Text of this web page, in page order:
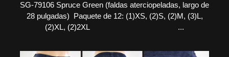
SG-79106 Spruce Green (faldas aterciopeladas, largo de
28 pulgadas) Paquete de 12: (1)XS, (2)S, (2)M, (3)L,
(2)XL, (2)2XL ...